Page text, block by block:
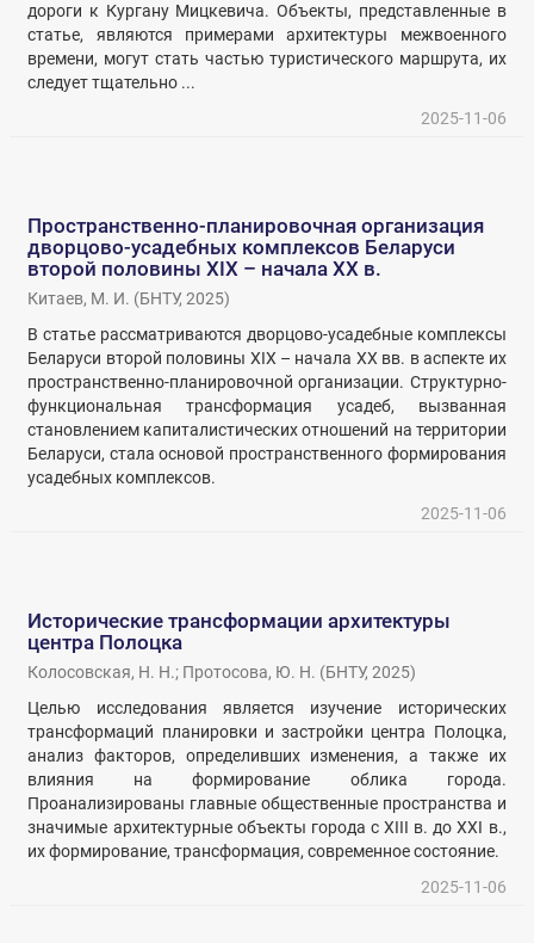
дороги к Кургану Мицкевича. Объекты, представленные в
статье, являются примерами архитектуры межвоенного
времени, могут стать частью туристического маршрута, их
следует тщательно ...
2025-11-06
Пространственно-планировочная организация
дворцово-усадебных комплексов Беларуси
второй половины XIX – начала XX в.
Китаев, М. И. (БНТУ,2025)
В статье рассматриваются дворцово-усадебные комплексы
Беларуси второй половины XIX – начала XX вв. в аспекте их
пространственно-планировочной организации. Структурно-
функциональная трансформация усадеб, вызванная
становлением капиталистических отношений на территории
Беларуси, стала основой пространственного формирования
усадебных комплексов.
2025-11-06
Исторические трансформации архитектуры
центра Полоцка
Колосовская, Н. Н.; Протосова, Ю. Н. (БНТУ,2025)
Целью исследования является изучение исторических
трансформаций планировки и застройки центра Полоцка,
анализ факторов, определивших изменения, а также их
влияния на формирование облика города.
Проанализированы главные общественные пространства и
значимые архитектурные объекты города с XIII в. до XXI в.,
их формирование, трансформация, современное состояние.
2025-11-06